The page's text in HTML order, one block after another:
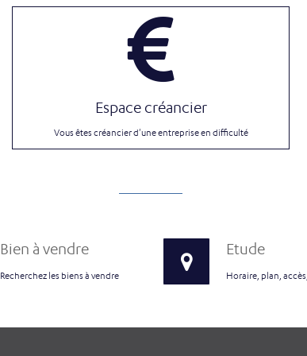
Espace créancier
Vous êtes créancier d'une entreprise en difficulté
Bien à vendre
Recherchez les biens à vendre
Etude
Horaire, plan,